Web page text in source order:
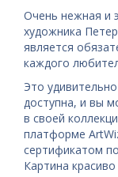
Очень нежная и
художника
является
каждого
Это
доступна, и вы
в своей
платформе
сертификатом
Картина